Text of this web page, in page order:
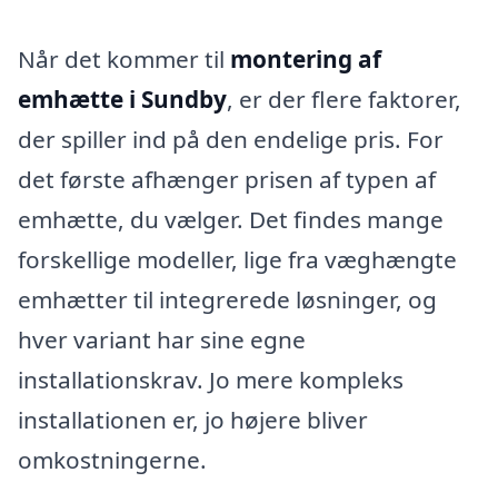
Når det kommer til montering af
emhætte i Sundby, er der flere faktorer,
der spiller ind på den endelige pris. For
det første afhænger prisen af typen af
emhætte, du vælger. Det findes mange
forskellige modeller, lige fra væghængte
emhætter til integrerede løsninger, og
hver variant har sine egne
installationskrav. Jo mere kompleks
installationen er, jo højere bliver
omkostningerne.